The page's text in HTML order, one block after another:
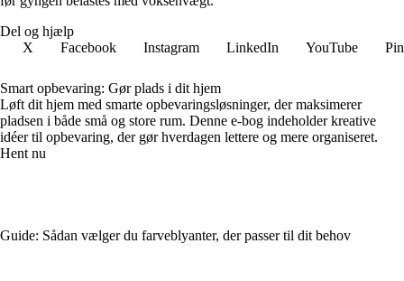
Del og hjælp
X
Facebook Instagram LinkedIn YouTube
Smart opbevaring: Gør plads i dit hjem
Løft dit hjem med smarte opbevaringsløsninger, der maksimerer
pladsen i både små og store rum. Denne e-bog indeholder kreative
idéer til opbevaring, der gør hverdagen lettere og mere organiseret.
Hent nu
Guide: Sådan vælger du farveblyanter, der passer til dit behov